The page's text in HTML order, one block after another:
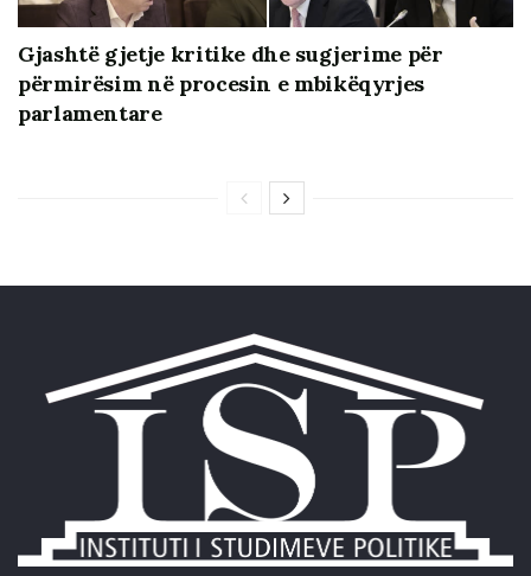
Gjashtë gjetje kritike dhe sugjerime për
përmirësim në procesin e mbikëqyrjes
parlamentare